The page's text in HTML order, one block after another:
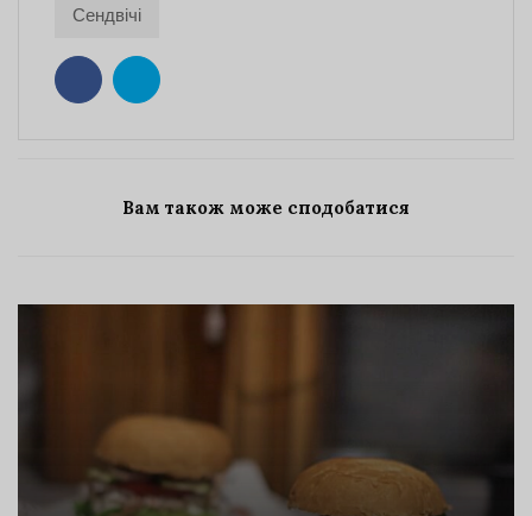
Сендвічі
Вам також може сподобатися